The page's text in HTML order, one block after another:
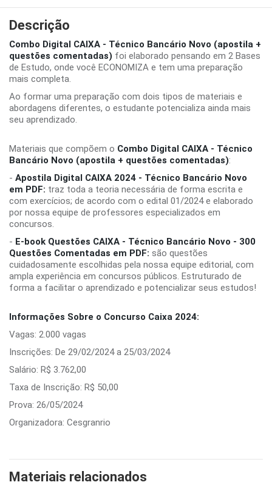
Descrição
Combo Digital CAIXA - Técnico Bancário Novo (apostila +
questões comentadas) foi elaborado pensando em 2 Bases
de Estudo, onde você ECONOMIZA e tem uma preparação
mais completa.
Ao formar uma preparação com dois tipos de materiais e
abordagens diferentes, o estudante potencializa ainda mais
seu aprendizado.
Materiais que compõem o Combo Digital CAIXA - Técnico
Bancário Novo (apostila + questões comentadas):
- Apostila Digital CAIXA 2024 - Técnico Bancário Novo
em PDF: traz toda a teoria necessária de forma escrita e
com exercícios; de acordo com o edital 01/2024 e elaborado
por nossa equipe de professores especializados em
concursos.
- E-book Questões CAIXA - Técnico Bancário Novo - 300
Questões Comentadas em PDF: são questões
cuidadosamente escolhidas pela nossa equipe editorial, com
ampla experiência em concursos públicos. Estruturado de
forma a facilitar o aprendizado e potencializar seus estudos!
Informações Sobre o Concurso Caixa 2024:
Vagas: 2.000 vagas
Inscrições: De 29/02/2024 a 25/03/2024
Salário: R$ 3.762,00
Taxa de Inscrição: R$ 50,00
Prova: 26/05/2024
Organizadora: Cesgranrio
Materiais relacionados